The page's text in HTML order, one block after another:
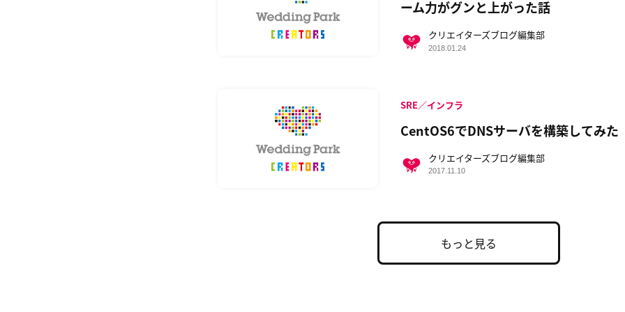
ーム力がグンと上がった話
クリエイターズブログ編集部
2018.01.24
CentOS6でDNSサーバを構築してみた
SRE／インフラ
クリエイターズブログ編集部
2017.11.10
もっと見る